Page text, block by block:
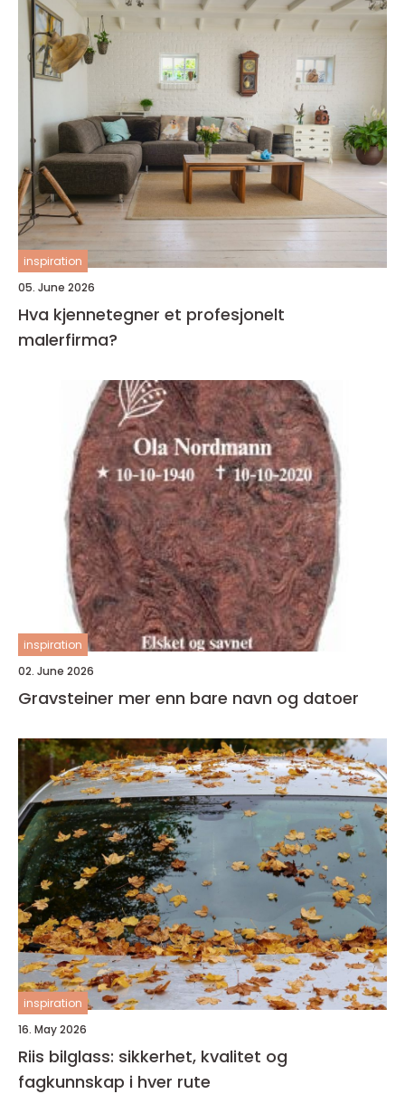
inspiration
05. June 2026
Hva kjennetegner et profesjonelt
malerfirma?
inspiration
02. June 2026
Gravsteiner mer enn bare navn og datoer
inspiration
16. May 2026
Riis bilglass: sikkerhet, kvalitet og
fagkunnskap i hver rute